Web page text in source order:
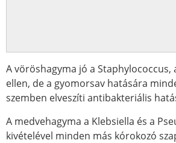
A vöröshagyma jó a Staphylococcus,
ellen, de a gyomorsav hatására
szemben elveszíti antibakteriális
A medvehagyma a Klebsiella és a
kivételével minden más kórokozó